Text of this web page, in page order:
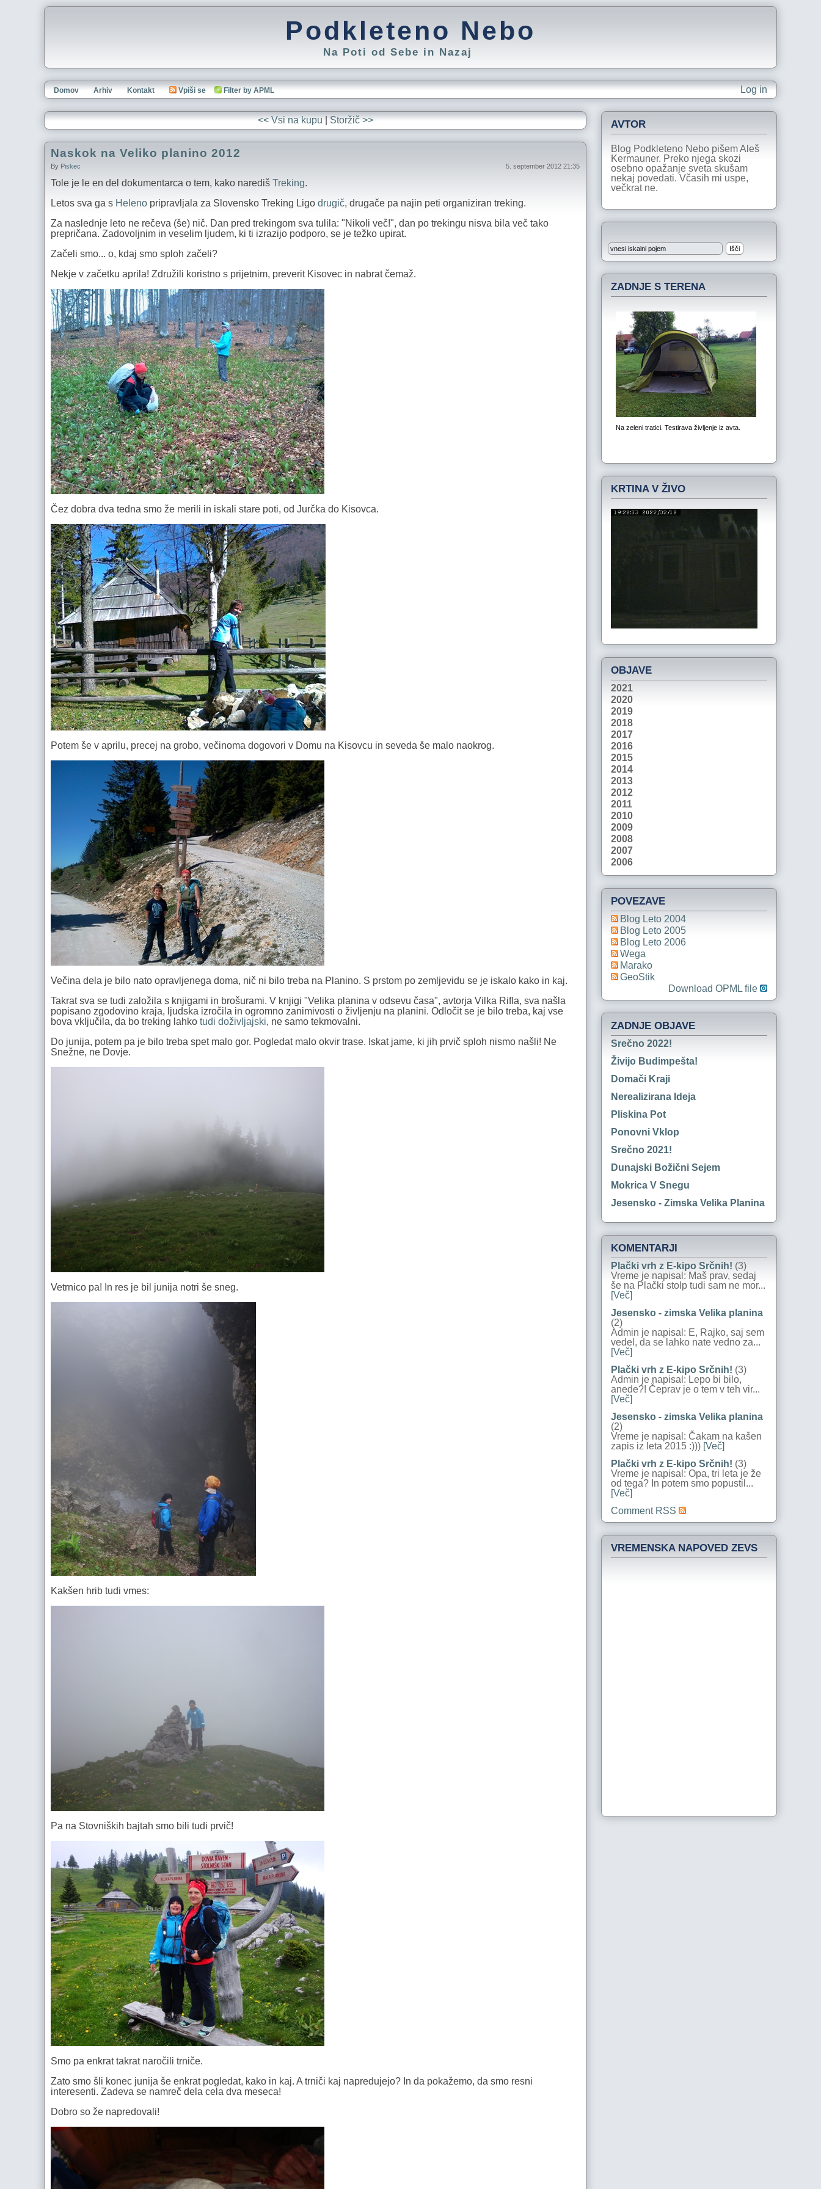
Podkleteno Nebo
Na Poti od Sebe in Nazaj
Log in
Domov Arhiv Kontakt Vpiši se Filter by APML
<< Vsi na kupu|Storžič >>
Naskok na Veliko planino 2012
By Piskec 5. september 2012 21:35
Tole je le en del dokumentarca o tem, kako narediš Treking.
Letos sva ga s Heleno pripravljala za Slovensko Treking Ligo drugič, drugače pa najin peti organiziran treking.
Za naslednje leto ne rečeva (še) nič. Dan pred trekingom sva tulila: "Nikoli več!", dan po trekingu nisva bila več tako
prepričana. Zadovoljnim in veselim ljudem, ki ti izrazijo podporo, se je težko upirat.
Začeli smo... o, kdaj smo sploh začeli?
Nekje v začetku aprila! Združili koristno s prijetnim, preverit Kisovec in nabrat čemaž.
Čez dobra dva tedna smo že merili in iskali stare poti, od Jurčka do Kisovca.
Potem še v aprilu, precej na grobo, večinoma dogovori v Domu na Kisovcu in seveda še malo naokrog.
Večina dela je bilo nato opravljenega doma, nič ni bilo treba na Planino. S prstom po zemljevidu se je iskalo kako in kaj.
Takrat sva se tudi založila s knjigami in brošurami. V knjigi "Velika planina v odsevu časa", avtorja Vilka Rifla, sva našla
popisano zgodovino kraja, ljudska izročila in ogromno zanimivosti o življenju na planini. Odločit se je bilo treba, kaj vse
bova vključila, da bo treking lahko tudi doživljajski, ne samo tekmovalni.
Do junija, potem pa je bilo treba spet malo gor. Pogledat malo okvir trase. Iskat jame, ki jih prvič sploh nismo našli! Ne
Snežne, ne Dovje.
Vetrnico pa! In res je bil junija notri še sneg.
Kakšen hrib tudi vmes:
Pa na Stovniških bajtah smo bili tudi prvič!
Smo pa enkrat takrat naročili trniče.
Zato smo šli konec junija še enkrat pogledat, kako in kaj. A trniči kaj napredujejo? In da pokažemo, da smo resni
interesenti. Zadeva se namreč dela cela dva meseca!
Dobro so že napredovali!
AVTOR
Blog Podkleteno Nebo pišem Aleš
Kermauner. Preko njega skozi
osebno opažanje sveta skušam
nekaj povedati. Včasih mi uspe,
večkrat ne.
ZADNJE S TERENA
KRTINA V ŽIVO
OBJAVE
2021
2020
2019
2018
2017
2016
2015
2014
2013
2012
2011
2010
2009
2008
2007
2006
POVEZAVE
Blog Leto 2004
Blog Leto 2005
Blog Leto 2006
Wega
Marako
GeoStik
Download OPML file
ZADNJE OBJAVE
Srečno 2022!
Živijo Budimpešta!
Domači Kraji
Nerealizirana Ideja
Pliskina Pot
Ponovni Vklop
Srečno 2021!
Dunajski Božični Sejem
Mokrica V Snegu
Jesensko - Zimska Velika Planina
KOMENTARJI
Plački vrh z E-kipo Srčnih! (3)
Vreme je napisal: Maš prav, sedaj
še na Plački stolp tudi sam ne mor...
[Več]
Jesensko - zimska Velika planina
(2)
Admin je napisal: E, Rajko, saj sem
vedel, da se lahko nate vedno za...
[Več]
Plački vrh z E-kipo Srčnih! (3)
Admin je napisal: Lepo bi bilo,
anede?! Čeprav je o tem v teh vir...
[Več]
Jesensko - zimska Velika planina
(2)
Vreme je napisal: Čakam na kašen
zapis iz leta 2015 :))) [Več]
Plački vrh z E-kipo Srčnih! (3)
Vreme je napisal: Opa, tri leta je že
od tega? In potem smo popustil...
[Več]
Comment RSS
VREMENSKA NAPOVED ZEVS